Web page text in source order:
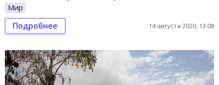
Мир
Подробнее 14 августа 2020, 13:08